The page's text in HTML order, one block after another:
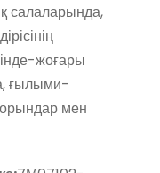
салаларында,
жоғары
ғылыми-
мен